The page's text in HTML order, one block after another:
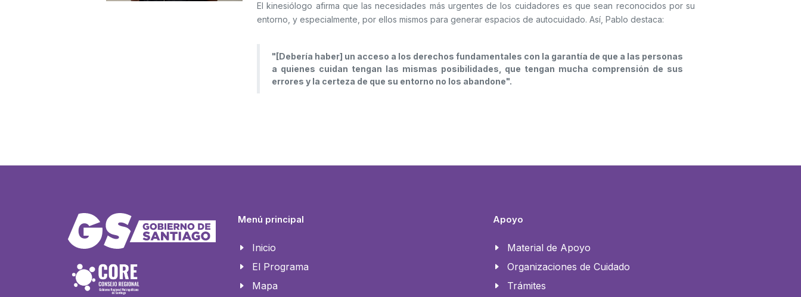
El kinesiólogo afirma que las necesidades más urgentes de los cuidadores es que sean reconocidos por su
entorno, y especialmente, por ellos mismos para generar espacios de autocuidado. Así, Pablo destaca:
"[Debería haber] un acceso a los derechos fundamentales con la garantía de que a las personas
a quienes cuidan tengan las mismas posibilidades, que tengan mucha comprensión de sus
errores y la certeza de que su entorno no los abandone".
Menú principal
Inicio
El Programa
Mapa
Apoyo
Material de Apoyo
Organizaciones de Cuidado
Trámites